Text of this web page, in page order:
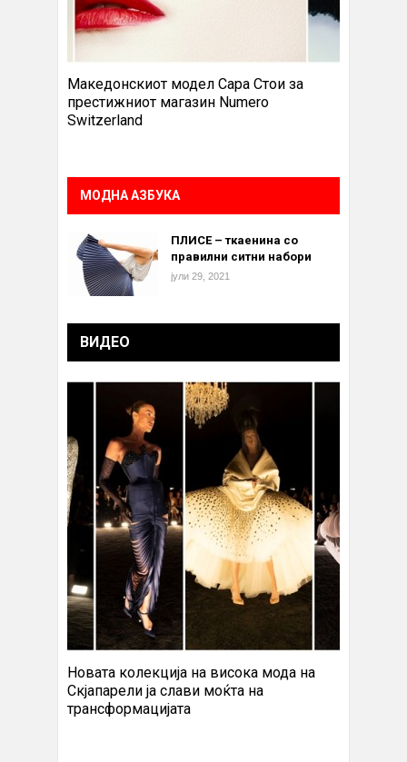
Македонскиот модел Сара Стои за
престижниот магазин Numero
Switzerland
МОДНА АЗБУКА
ПЛИСЕ – ткаенина со
правилни ситни набори
јули 29, 2021
ВИДЕО
Новата колекција на висока мода на
Скјапарели ја слави моќта на
трансформацијата